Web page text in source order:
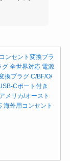
ンセント変換プラ
全世界対応 電源
換プラグ C/BF/O/
Cポート付き
メリカ/オースト
海外用コンセント